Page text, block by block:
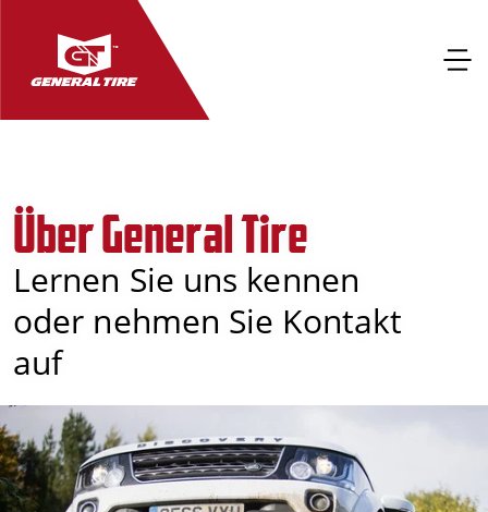
Über General Tire
Lernen Sie uns kennen
oder nehmen Sie Kontakt
auf